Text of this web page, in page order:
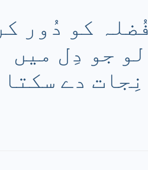
کو دُور کر
جو دِل میں
دے سکتا